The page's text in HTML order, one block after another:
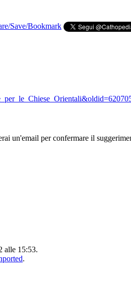
un'email per confermare il
alle 15:53.
.